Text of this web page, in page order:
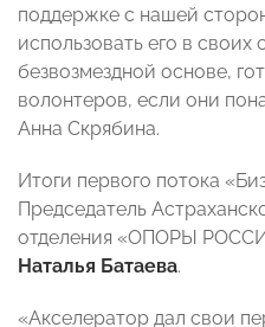
поддержке с нашей
использовать его в своих
безвозмездной основе,
волонтеров, если они
Анна Скрябина.
Итоги первого потока
Председатель
отделения «ОПОРЫ
Наталья Батаева.
«Акселератор дал свои